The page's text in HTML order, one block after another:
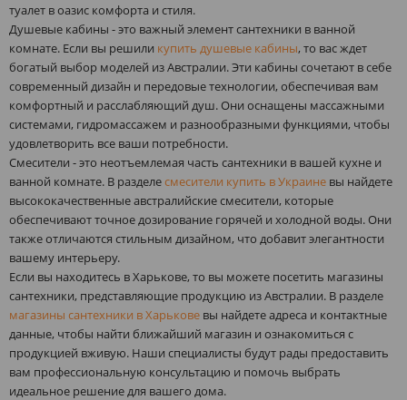
туалет в оазис комфорта и стиля.
Душевые кабины - это важный элемент сантехники в ванной
комнате. Если вы решили купить душевые кабины, то вас ждет
богатый выбор моделей из Австралии. Эти кабины сочетают в себе
современный дизайн и передовые технологии, обеспечивая вам
комфортный и расслабляющий душ. Они оснащены массажными
системами, гидромассажем и разнообразными функциями, чтобы
удовлетворить все ваши потребности.
Смесители - это неотъемлемая часть сантехники в вашей кухне и
ванной комнате. В разделесмесители купить в Украине вы найдете
высококачественные австралийские смесители, которые
обеспечивают точное дозирование горячей и холодной воды. Они
также отличаются стильным дизайном, что добавит элегантности
вашему интерьеру.
Если вы находитесь в Харькове, то вы можете посетить магазины
сантехники, представляющие продукцию из Австралии. В разделе
магазины сантехники в Харькове вы найдете адреса и контактные
данные, чтобы найти ближайший магазин и ознакомиться с
продукцией вживую. Наши специалисты будут рады предоставить
вам профессиональную консультацию и помочь выбрать
идеальное решение для вашего дома.